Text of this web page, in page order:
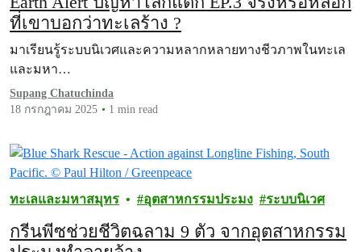
ที่เขาบอกว่าทะเลร้าง ?
มาเรียนรู้ระบบนิเวศและความหลากหลายทางชีวภาพในทะเล
และมหา…
Supang Chatuchinda
18 กรกฎาคม 2025
1 min read
ทะเลและมหาสมุทร อุตสาหกรรมประมง ระบบนิเวศ
กรีนพีซช่วยชีวิตฉลาม 9 ตัว จากอุตสาหกรรม